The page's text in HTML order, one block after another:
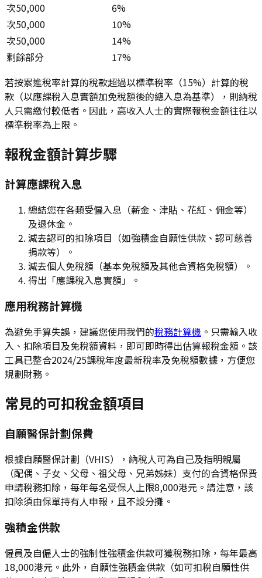
次50,000
6%
次50,000
10%
次50,000
14%
剩餘部分
17%
若按累進稅率計算的稅款超過以標準稅率（15%）計算的稅
款（以應課稅入息實額加免稅額後的總入息為基準），則納稅
人只需繳付較低者。因此，高收入人士的實際報稅金額往往以
標準稅率為上限。
報稅金額計算步驟
計算應課稅入息
總結您在各類受僱入息（薪金、津貼、花紅、佣金等）
及退休金。
減去認可的扣除項目（如強積金自願性供款、認可慈善
捐款等）。
減去個人免稅額（基本免稅額及其他合資格免稅額）。
得出「應課稅入息實額」。
應用稅務計算機
為避免手算失誤，建議您使用我們的稅務計算機 。只需輸入收
入、扣除項目及免稅額資料，即可即時得出估算報稅金額。該
工具已整合2024/25課稅年度最新稅率及免稅額數據，方便您
規劃財務。
常見的可扣稅金額項目
自願醫保計劃保費
根據自願醫保計劃（VHIS），納稅人可為自己及指明親屬
（配偶、子女、父母、祖父母、兄弟姊妹）支付的合資格保費
申請稅務扣除，每年每名受保人上限8,000港元。請注意，該
扣除須由保單持有人申報，且不設分攤。
強積金供款
僱員及自僱人士的強制性強積金供款可獲稅務扣除，每年最高
18,000港元。此外，自願性強積金供款（如可扣稅自願性供